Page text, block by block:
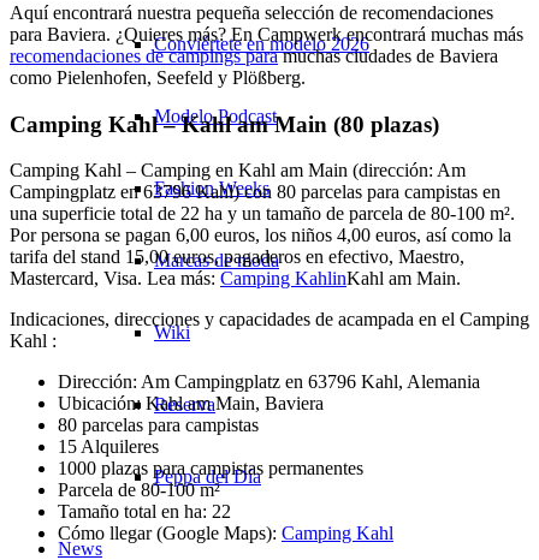
Conviértete en modelo 2026
Modelo Podcast
Fashion Weeks
Marcas de moda
Wiki
Reserva
Peppa del Día
News
Aquí encontrará nuestra pequeña selección de recomendaciones
para Baviera. ¿Quieres más? En Campwerk encontrará muchas más
recomendaciones de campings paramuchas ciudades de Baviera
como Pielenhofen, Seefeld y Plößberg.
Camping Kahl – Kahl am Main (80 plazas)
Camping Kahl – Camping en Kahl am Main (dirección: Am
Campingplatz en 63796 Kahl) con 80 parcelas para campistas en
una superficie total de 22 ha y un tamaño de parcela de 80-100 m².
Por persona se pagan 6,00 euros, los niños 4,00 euros, así como la
tarifa del stand 15,00 euros, pagaderos en efectivo, Maestro,
Mastercard, Visa. Lea más: Camping KahlinKahl am Main.
Indicaciones, direcciones y capacidades de acampada en el Camping
Kahl :
Dirección: Am Campingplatz en 63796 Kahl, Alemania
Ubicación: Kahl am Main, Baviera
80 parcelas para campistas
15 Alquileres
1000 plazas para campistas permanentes
Parcela de 80-100 m²
Tamaño total en ha: 22
Cómo llegar (Google Maps): Camping Kahl